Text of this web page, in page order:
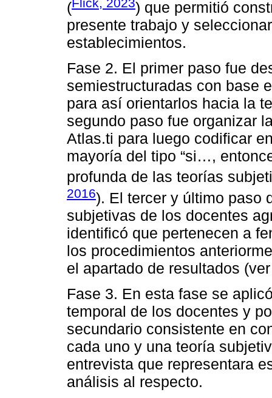
(
) que permitió
presente trabajo y
establecimientos.
Fase 2. El primer paso fue
semiestructuradas con base
para así orientarlos hacia la
segundo paso fue organizar
Atlas.ti para luego codificar
mayoría del tipo “si…,
profunda de las teorías
2016). El tercer y último paso
subjetivas de los docentes
identificó que pertenecen a
los procedimientos
el apartado de resultados
Fase 3. En esta fase se
temporal de los docentes y
secundario consistente en
cada uno y una teoría
entrevista que representara
análisis al respecto.